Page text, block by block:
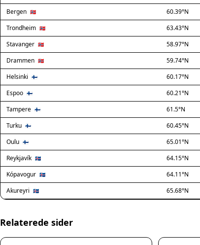
Bergen 🇳🇴 60.39°N
Trondheim 🇳🇴 63.43°N
Stavanger 🇳🇴 58.97°N
Drammen 🇳🇴 59.74°N
Helsinki 🇫🇮 60.17°N
Espoo 🇫🇮 60.21°N
Tampere 🇫🇮 61.5°N
Turku 🇫🇮 60.45°N
Oulu 🇫🇮 65.01°N
Reykjavík 🇮🇸 64.15°N
Kópavogur 🇮🇸 64.11°N
Akureyri 🇮🇸 65.68°N
Relaterede sider